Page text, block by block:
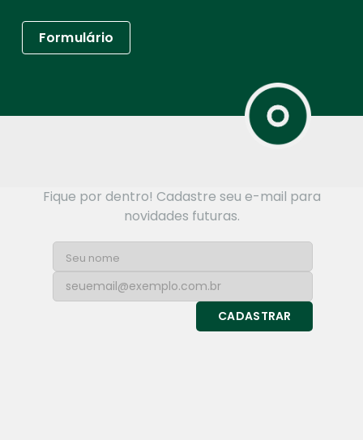
Formulário
Fique por dentro! Cadastre seu e-mail para
novidades futuras.
CADASTRAR